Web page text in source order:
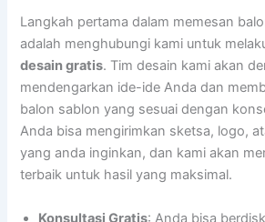
Langkah pertama dalam memesan
adalah menghubungi kami untuk
desain gratis. Tim desain kami akan
mendengarkan ide-ide Anda dan
balon sablon yang sesuai dengan
Anda bisa mengirimkan sketsa, logo,
yang anda inginkan, dan kami akan
terbaik untuk hasil yang maksimal.
Konsultasi Gratis: Anda bisa